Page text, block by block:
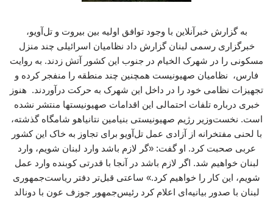
به گزارش خبرآنلاین با وجود توافق اولیه بین بیروت و تل‌آویو،
خبرگزاری رسمی لبنان گزارش داد نظامیان اسرائیلی چند منزل
مسکونی را در شهرک الخیام در جنوب این کشور آتش زدند. به روایت
فارس، نظامیان صهیونیست همچنین چند منطقه را منفجر کرده و
تجهیزات نظامی خود را در داخل این شهرک به حرکت درآوردند. هنوز
خبری درباره تلفات احتمالی این اقدامات صهیونیستها منتشر نشده
است. نخست‌وزیر رژیم صهیونیستی بنیامین نتانیاهو شامگاه گذشته،
با لحنی مفتخرانه از آزادی عمل تل‌آویو برای تجاوز به خاک این کشور
عربی صحبت کرد. او گفت: «گر لازم باشد وارد لبنان شویم، وارد
لبنان خواهیم شد. اگر لازم باشد در آنجا با قدرتی کوبنده وارد عمل
شویم، این کار را خواهیم کرد.» ساعتی قبل‌تر دفتر ریاست‌جمهوری
لبنان با صدور بیانیه‌ای اعلام کرد رئیس‌جمهور جوزف عون با دونالد